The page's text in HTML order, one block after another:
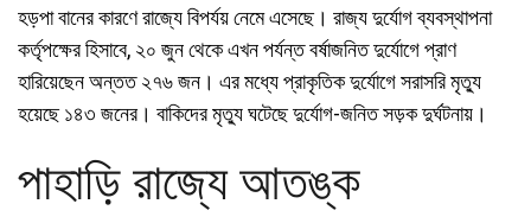
হড়পা বানের কারণে রাজ্যে বিপর্যয় নেমে এসেছে। রাজ্য দুর্যোগ ব্যবস্থাপনা
কর্তৃপক্ষের হিসাবে, ২০ জুন থেকে এখন পর্যন্ত বর্ষাজনিত দুর্যোগে প্রাণ
হারিয়েছেন অন্তত ২৭৬ জন। এর মধ্যে প্রাকৃতিক দুর্যোগে সরাসরি মৃত্যু
হয়েছে ১৪৩ জনের। বাকিদের মৃত্যু ঘটেছে দুর্যোগ-জনিত সড়ক দুর্ঘটনায়।
পাহাড়ি রাজ্যে আতঙ্ক